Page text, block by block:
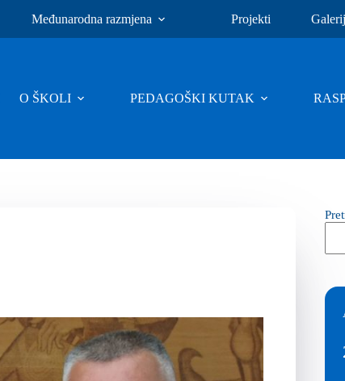
Međunarodna razmjena Projekti
O ŠKOLI PEDAGOŠKI KUTAK